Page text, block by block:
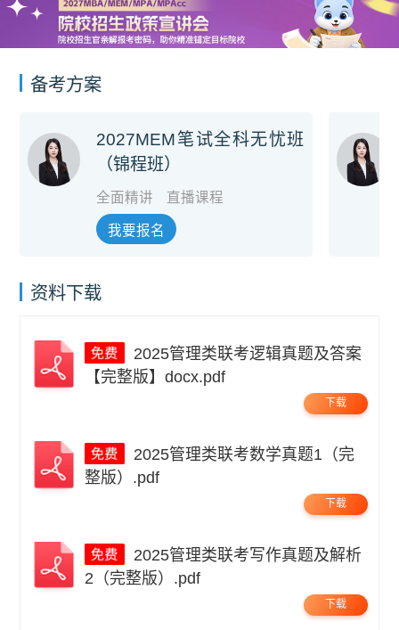
备考方案
2027MEM笔试全科无忧班
（锦程班）
全面精讲 直播课程
我要报名
资料下载
【完整版】docx.pdf
下载
整版）.pdf
下载
2（完整版）.pdf
下载